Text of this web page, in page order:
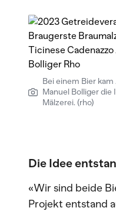
Bei einem Bier
Manuel Bolliger die
Mälzerei. (rho)
Die Idee
«Wir sind beide
Projekt entstand